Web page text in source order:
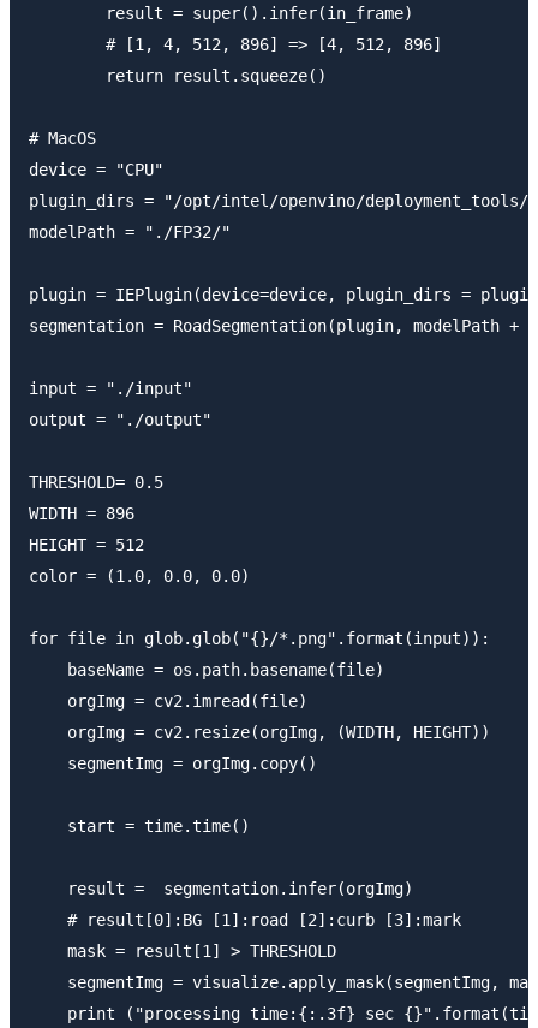
        result = super().infer(in_frame)
        # [1, 4, 512, 896] => [4, 512, 896]
        return result.squeeze()
# MacOS
device = "CPU"
plugin_dirs = "/opt/intel/openvino/
modelPath = "./FP32/"
plugin = IEPlugin(device=device, plugin_dirs =
segmentation = RoadSegmentation(plugin, modelPath +
input = "./input"
output = "./output"
THRESHOLD= 0.5
WIDTH = 896
HEIGHT = 512
color = (1.0, 0.0, 0.0)
for file in glob.glob("{}/*.png".format(input)):
    baseName = os.path.basename(file)
    orgImg = cv2.imread(file)
    orgImg = cv2.resize(orgImg, (WIDTH, HEIGHT))
    segmentImg = orgImg.copy()
    start = time.time()
    result =  segmentation.infer(orgImg)
    # result[0]:BG [1]:road [2]:curb [3]:mark
    mask = result[1] > THRESHOLD
segmentImg = visualize.apply_mask(segmentImg,
print ("processing time:{:.3f} sec